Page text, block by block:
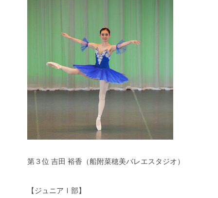
​第３位 吉田 裕香（船附菜穂美バレエスタジオ）
【ジュニアⅠ部】